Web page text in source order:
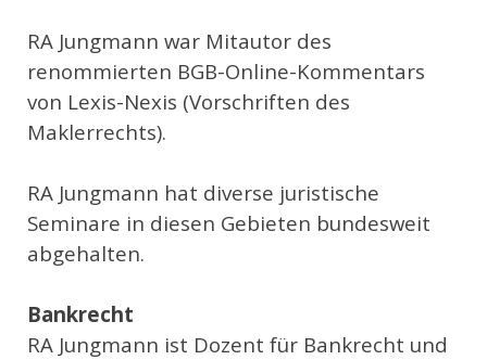
RA Jungmann war Mitautor des
renommierten BGB-Online-Kommentars
von Lexis-Nexis (Vorschriften des
Maklerrechts).
RA Jungmann hat diverse juristische
Seminare in diesen Gebieten bundesweit
abgehalten.
Bankrecht
RA Jungmann ist Dozent für Bankrecht und